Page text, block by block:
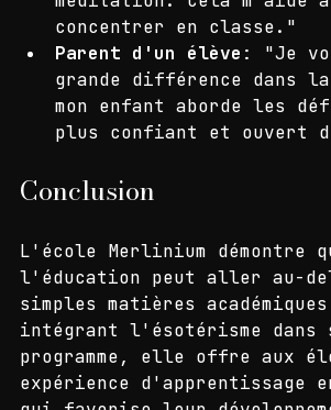
appris à me concentrer
méditation. Cela m'aide à
concentrer en classe."
Parent d'un élève : "Je
grande différence dans
mon enfant aborde les
L'école Merlinium démontre
l'éducation peut aller au-
simples matières
intégrant l'ésotérisme dans
programme, elle offre aux